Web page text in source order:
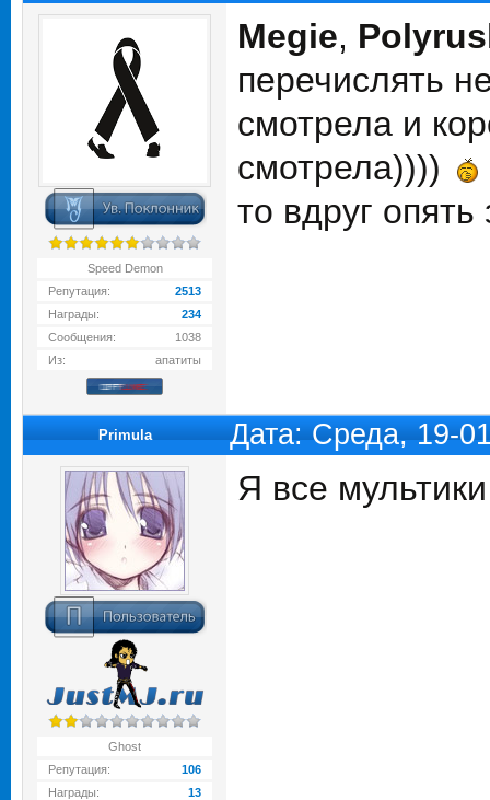
Speed Demon
Репутация:
2513
Награды:
234
Сообщения:
1038
Из:
апатиты
Megie,
перечислять
смотрела и
смотрела))))
то вдруг
Primula Дата: Среда, 19-
Ghost
Репутация:
106
Награды:
13
Я все